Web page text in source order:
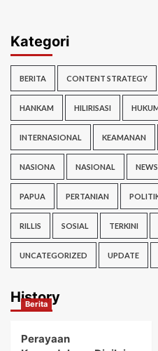
Kategori
BERITA CONTENT STRATEGY
HANKAM HILIRISASI
INTERNASIONAL KEAMANAN
NASIONA NASIONAL NEWS
PAPUA PERTANIAN
RILLIS SOSIAL TERKINI
UNCATEGORIZED UPDATE
History
Berita
Perayaan